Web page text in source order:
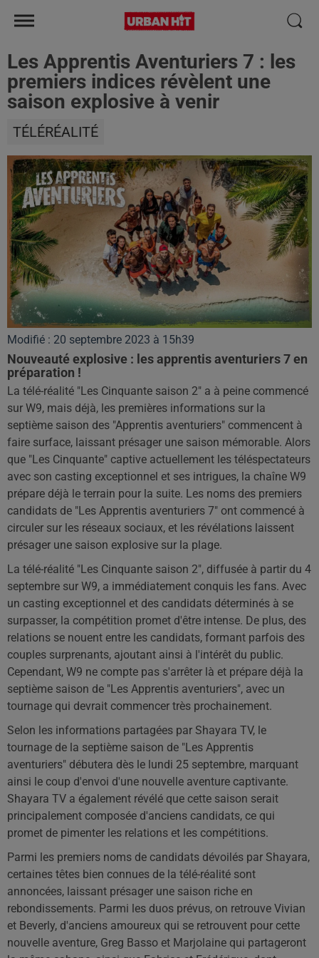
Les Apprentis Aventuriers 7 : les
premiers indices révèlent une
saison explosive à venir
TÉLÉRÉALITÉ
Modifié : 20 septembre 2023 à 15h39
Nouveauté explosive : les apprentis aventuriers 7 en
préparation !
La télé-réalité "Les Cinquante saison 2" a à peine commencé
sur W9, mais déjà, les premières informations sur la
septième saison des "Apprentis aventuriers" commencent à
faire surface, laissant présager une saison mémorable. Alors
que "Les Cinquante" captive actuellement les téléspectateurs
avec son casting exceptionnel et ses intrigues, la chaîne W9
prépare déjà le terrain pour la suite. Les noms des premiers
candidats de "Les Apprentis aventuriers 7" ont commencé à
circuler sur les réseaux sociaux, et les révélations laissent
présager une saison explosive sur la plage.
La télé-réalité "Les Cinquante saison 2", diffusée à partir du 4
septembre sur W9, a immédiatement conquis les fans. Avec
un casting exceptionnel et des candidats déterminés à se
surpasser, la compétition promet d'être intense. De plus, des
relations se nouent entre les candidats, formant parfois des
couples surprenants, ajoutant ainsi à l'intérêt du public.
Cependant, W9 ne compte pas s'arrêter là et prépare déjà la
septième saison de "Les Apprentis aventuriers", avec un
tournage qui devrait commencer très prochainement.
Selon les informations partagées par Shayara TV, le
tournage de la septième saison de "Les Apprentis
aventuriers" débutera dès le lundi 25 septembre, marquant
ainsi le coup d'envoi d'une nouvelle aventure captivante.
Shayara TV a également révélé que cette saison serait
principalement composée d'anciens candidats, ce qui
promet de pimenter les relations et les compétitions.
Parmi les premiers noms de candidats dévoilés par Shayara,
certaines têtes bien connues de la télé-réalité sont
annoncées, laissant présager une saison riche en
rebondissements. Parmi les duos prévus, on retrouve Vivian
et Beverly, d'anciens amoureux qui se retrouvent pour cette
nouvelle aventure, Greg Basso et Marjolaine qui partageront